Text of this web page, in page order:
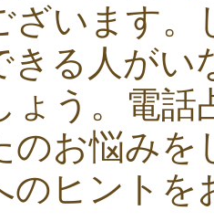
ざいます
きる人がい
ょう。電
のお悩みを
のヒントを